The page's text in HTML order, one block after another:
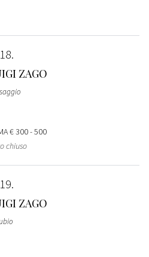
ZAGO
€ 300 - 500
chiuso
ZAGO